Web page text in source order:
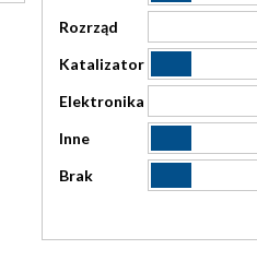
Rozrząd
Katalizator
Elektronika
Inne
Brak